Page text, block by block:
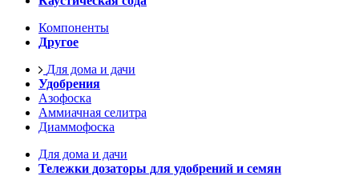
Компоненты
Другое
Для дома и дачи
Удобрения
Азофоска
Аммиачная селитра
Диаммофоска
Для дома и дачи
Тележки дозаторы для удобрений и семян